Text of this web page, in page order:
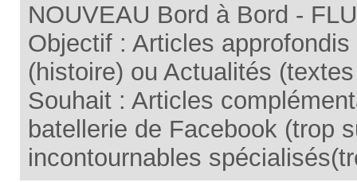
NOUVEAU Bord à Bord -
Objectif : Articles
(histoire) ou Actualités
Souhait : Articles
batellerie de Facebook (trop
incontournables